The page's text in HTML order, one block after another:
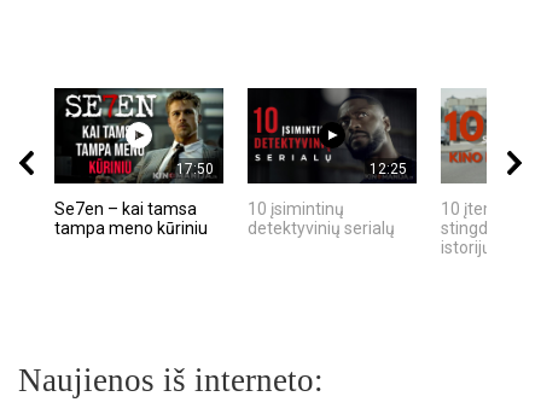
17:50
Se7en – kai tamsa
tampa meno kūriniu
12:25
10 įsimintinų
detektyvinių serialų
10 įtemptų,
stingdančių
istorijų
Naujienos iš interneto: